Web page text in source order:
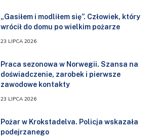
„Gasiłem i modliłem się”. Człowiek, który
wrócił do domu po wielkim pożarze
23 LIPCA 2026
Praca sezonowa w Norwegii. Szansa na
doświadczenie, zarobek i pierwsze
zawodowe kontakty
23 LIPCA 2026
Pożar w Krokstadelva. Policja wskazała
podejrzanego